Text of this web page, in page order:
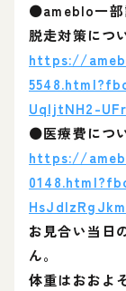
⚫ameblo一
脱走対策につ
https://
UqljtNH2-
⚫医療費につ
https://
お見合い当日
ん。
体重はおおよ